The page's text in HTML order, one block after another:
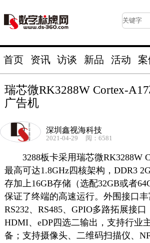
首页 资讯 访谈 新品 活动 案
瑞芯微RK3288W Cortex-
广告机
深圳鑫视海科技
2021-04-29 阅：6581
3288板卡采用瑞芯微RK3288W
最高可达1.8GHz四核架构，DDR3
存加上16GB存储（选配32GB或者
保证了终端的高速运行。外围接口丰
RS232、RS485、GPIO多路拓展接口
HDMI、eDP四选二输出，支持行业
备；支持摄像头、二维码扫描仪、